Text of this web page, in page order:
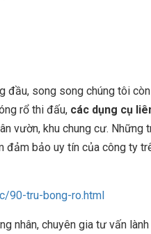
đầu, song song chúng tôi
rổ thi đấu, các dụng cụ
vườn, khu chung cư. Những
đảm bảo uy tín của công ty
90-tru-bong-ro.html
nhân, chuyên gia tư vấn lành